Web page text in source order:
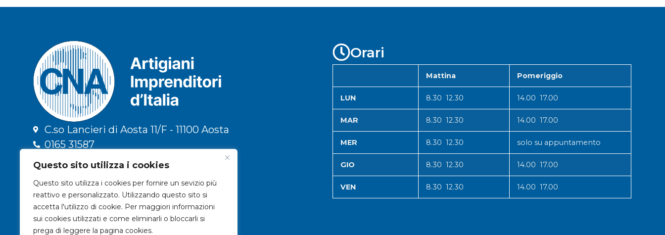
Questo sito utilizza i cookies
Questo sito utilizza i cookies per fornire un sevizio più
reattivo e personalizzato. Utilizzando questo sito si
accetta l'utilizzo di cookie. Per maggiori informazioni
sui cookies utilizzati e come eliminarli o bloccarli si
prega di leggere la pagina cookies.
C.so Lancieri di Aosta 11/F - 11100 Aosta
0165 31587
info@cna.ao.it
C.F. 91009300079 | P.IVA 01196090078
Privacy & Trattamento dati
Orari
Mattina Pomeriggio
LUN 8.30 12.30 14.00 17.00
MAR 8.30 12.30 14.00 17.00
MER 8.30 12.30 solo su appuntamento
GIO 8.30 12.30 14.00 17.00
VEN 8.30 12.30 14.00 17.00